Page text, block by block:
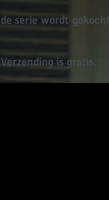
serie wordt
is gratis.